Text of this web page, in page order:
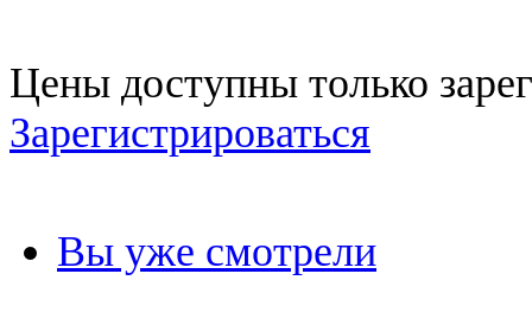
Цены доступны только
Зарегистрироваться
Вы уже смотрели